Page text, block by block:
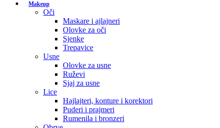
Makeup
Oči
Maskare i ajlajneri
Olovke za oči
Sjenke
Trepavice
Usne
Olovke za usne
Ruževi
Sjaj za usne
Lice
Hajlajteri, konture i korektori
Puderi i prajmeri
Rumenila i bronzeri